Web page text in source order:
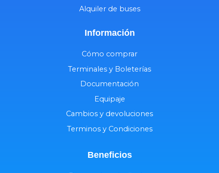
Alquiler de buses
Información
Cómo comprar
Terminales y Boleterías
Documentación
Equipaje
Cambios y devoluciones
Terminos y Condiciones
Beneficios